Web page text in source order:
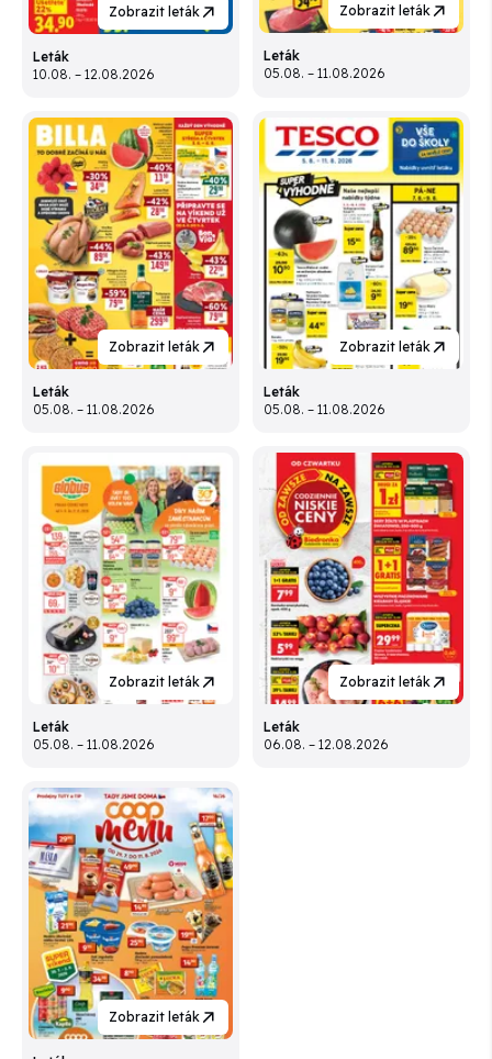
Zobrazit leták
Leták
10.08. – 12.08.2026
Zobrazit leták
Leták
05.08. – 11.08.2026
Zobrazit leták
Leták
05.08. – 11.08.2026
Zobrazit leták
Leták
05.08. – 11.08.2026
Zobrazit leták
Leták
05.08. – 11.08.2026
Zobrazit leták
Leták
06.08. – 12.08.2026
Zobrazit leták